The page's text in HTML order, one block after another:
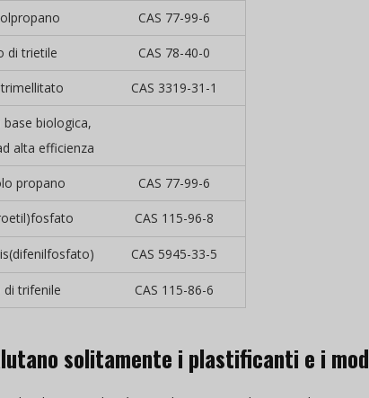
CAS 77-99-6
di trietile CAS 78-40-0
CAS 3319-31-1
biologica,
alta efficienza
propano CAS 77-99-6
CAS 115-96-8
CAS 5945-33-5
trifenile CAS 115-86-6
solitamente i plastificanti e i